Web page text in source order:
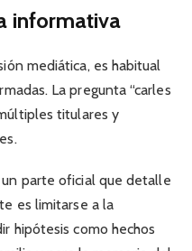
informativa
mediática, es habitual
La pregunta “carles
titulares y
parte oficial que detalle
es limitarse a la
hipótesis como hechos